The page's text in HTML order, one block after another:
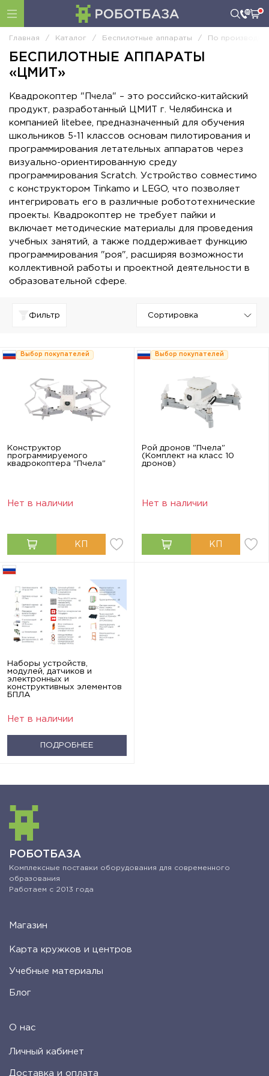
Главная / Каталог / Беспилотные аппараты / По
БЕСПИЛОТНЫЕ АППАРАТЫ
«ЦМИТ»
Квадрокоптер "Пчела" – это российско-китайский
продукт, разработанный ЦМИТ г. Челябинска и
компанией litebee, предназначенный для обучения
школьников 5-11 классов основам пилотирования и
программирования летательных аппаратов через
визуально-ориентированную среду
программирования Scratch. Устройство совместимо
с конструктором Tinkamo и LEGO, что позволяет
интегрировать его в различные робототехнические
проекты. Квадрокоптер не требует пайки и
включает методические материалы для проведения
учебных занятий, а также поддерживает функцию
программирования "роя", расширяя возможности
коллективной работы и проектной деятельности в
образовательной сфере.
Фильтр
Выбор покупателей
Конструктор
программируемого
квадрокоптера "Пчела"
Нет в наличии
Выбор покупателей
Рой дронов "Пчела"
(Комплект на класс 10
дронов)
Нет в наличии
Наборы устройств,
модулей, датчиков и
электронных и
конструктивных элементов
БПЛА
Нет в наличии
ПОДРОБНЕЕ
РОБОТБАЗА
Комплексные поставки оборудования для современного
образования
Работаем с 2013 года
Магазин
Карта кружков и центров
Учебные материалы
Блог
О нас
Личный кабинет
Доставка и оплата